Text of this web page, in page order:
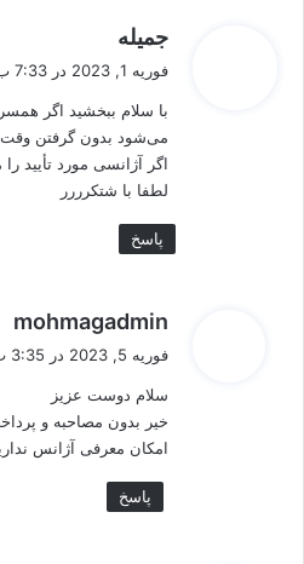
جمیله
:
فوریه 1, 2023 در 7:33 ب.ظ
با سلام ببخشید اگر
می‌شود بدون گرفتن وقت
اگر آژانسی مورد تأیید
لطفا با شتکرررر
پاسخ
mohmagadmin
فوریه 5, 2023 در 3:35 ب.ظ
سلام دوست عزیز
خیر بدون مصاحبه و
امکان معرفی آژانس
پاسخ